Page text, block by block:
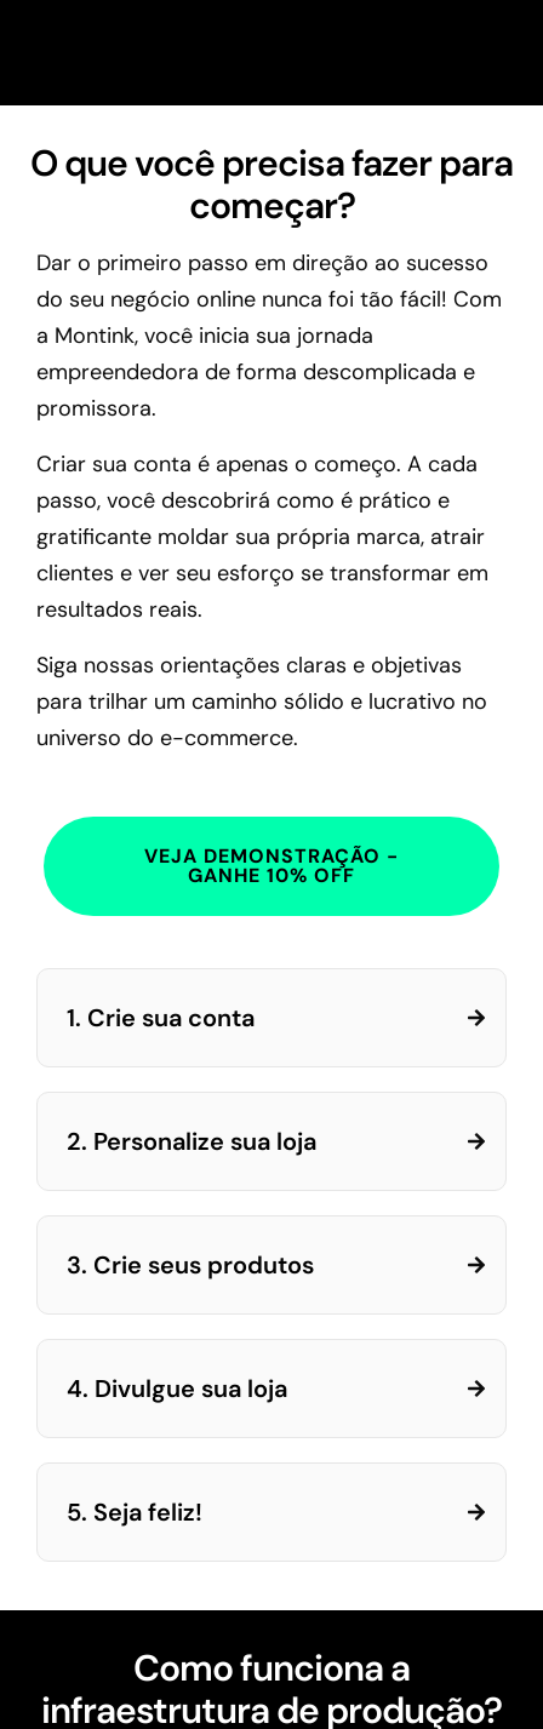
O que você precisa fazer para
começar?
Dar o primeiro passo em direção ao sucesso
do seu negócio online nunca foi tão fácil! Com
a Montink, você inicia sua jornada
empreendedora de forma descomplicada e
promissora.
Criar sua conta é apenas o começo. A cada
passo, você descobrirá como é prático e
gratificante moldar sua própria marca, atrair
clientes e ver seu esforço se transformar em
resultados reais.
Siga nossas orientações claras e objetivas
para trilhar um caminho sólido e lucrativo no
universo do e-commerce.
VEJA DEMONSTRAÇÃO -
GANHE 10% OFF
1. Crie sua conta
2. Personalize sua loja
3. Crie seus produtos
4. Divulgue sua loja
5. Seja feliz!
Como funciona a
infraestrutura de produção?